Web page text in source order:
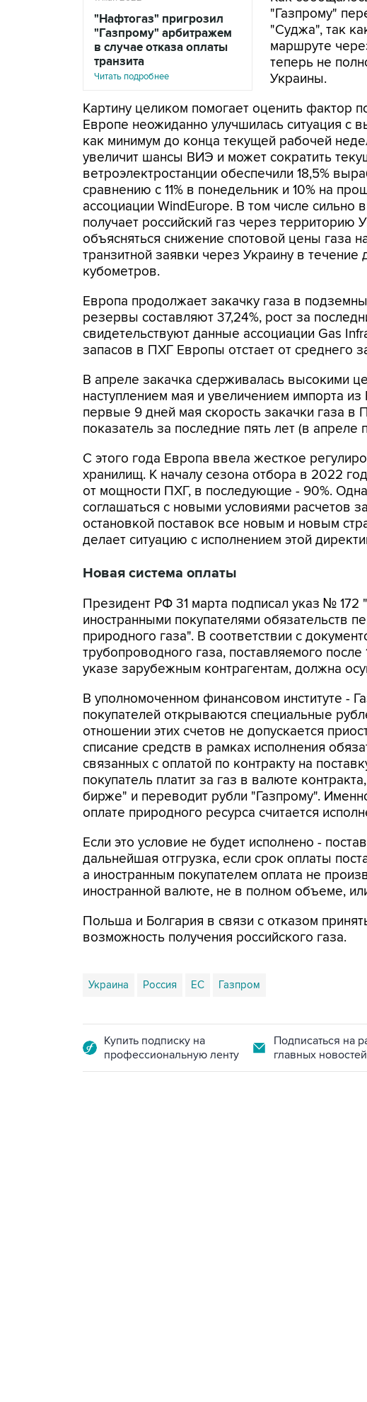
"Нафтогаз" пригрозил
"Газпрому" арбитражем
в случае отказа оплаты
транзита
Читать подробнее
"Газпрому"
"Суджа", так
маршруте
теперь не
Украины.
Картину целиком помогает оценить фактор
Европе неожиданно улучшилась ситуация с
как минимум до конца текущей рабочей
увеличит шансы ВИЭ и может сократить
ветроэлектростанции обеспечили 18,5%
сравнению с 11% в понедельник и 10% на
ассоциации WindEurope. В том числе сильно
получает российский газ через
объясняться снижение спотовой цены газа
транзитной заявки через Украину в течение
кубометров.
Европа продолжает закачку газа в
резервы составляют 37,24%, рост за
свидетельствуют данные ассоциации Gas
запасов в ПХГ Европы отстает от среднего
В апреле закачка сдерживалась высокими
наступлением мая и увеличением импорта
первые 9 дней мая скорость закачки газа в
показатель за последние пять лет (в
С этого года Европа ввела жесткое
хранилищ. К началу сезона отбора в 2022
от мощности ПХГ, в последующие - 90%.
соглашаться с новыми условиями расчетов
остановкой поставок все новым и новым
делает ситуацию с исполнением этой
Новая система оплаты
Президент РФ 31 марта подписал указ №
иностранными покупателями обязательств
природного газа". В соответствии с
трубопроводного газа, поставляемого
указе зарубежным контрагентам, должна
В уполномоченном финансовом институте -
покупателей открываются специальные
отношении этих счетов не допускается
списание средств в рамках исполнения
связанных с оплатой по контракту на
покупатель платит за газ в валюте
бирже" и переводит рубли "Газпрому".
оплате природного ресурса считается
Если это условие не будет исполнено -
дальнейшая отгрузка, если срок оплаты
а иностранным покупателем оплата не
иностранной валюте, не в полном объеме,
Польша и Болгария в связи с отказом
возможность получения российского газа.
Украина Россия ЕС Газпром
Купить подписку на
профессиональную ленту
Подписаться на
главных